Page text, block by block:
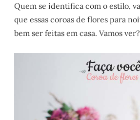
Quem se identifica com o estilo,
que essas coroas de flores para
bem ser feitas em casa. Vamos ver?